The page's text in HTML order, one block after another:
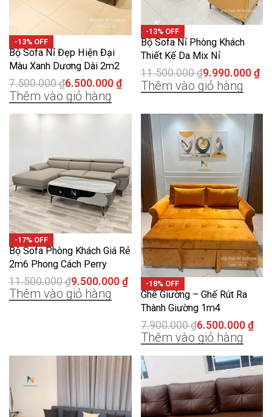
-13% OFF
Bộ Sofa Nỉ Đẹp Hiện Đại
Màu Xanh Dương Dài 2m2
7.500.000₫6.500.000 ₫
Thêm vào giỏ hàng
-13% OFF
Bộ Sofa Nỉ Phòng Khách
Thiết Kế Da Mix Nỉ
11.500.000₫9.990.000 ₫
Thêm vào giỏ hàng
-17% OFF
Bộ Sofa Phòng Khách Giá Rẻ
2m6 Phong Cách Perry
11.500.000₫9.500.000 ₫
Thêm vào giỏ hàng
-18% OFF
Ghế Giường – Ghế Rút Ra
Thành Giường 1m4
7.900.000₫6.500.000 ₫
Thêm vào giỏ hàng